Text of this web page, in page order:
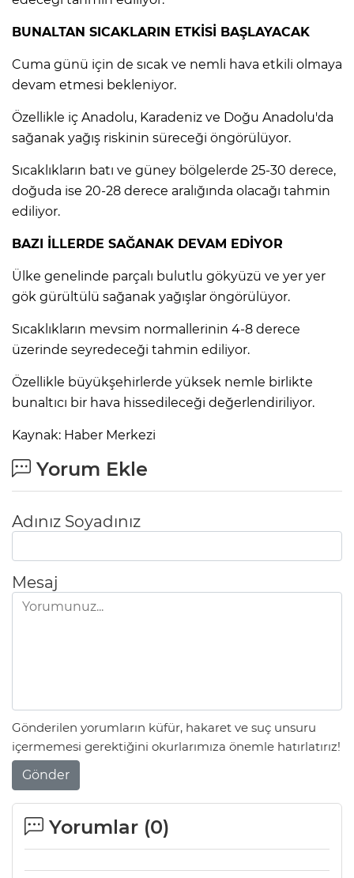
BUNALTAN SICAKLARIN ETKİSİ BAŞLAYACAK
Cuma günü için de sıcak ve nemli hava etkili olmaya
devam etmesi bekleniyor.
Özellikle iç Anadolu, Karadeniz ve Doğu Anadolu'da
sağanak yağış riskinin süreceği öngörülüyor.
Sıcaklıkların batı ve güney bölgelerde 25-30 derece,
doğuda ise 20-28 derece aralığında olacağı tahmin
ediliyor.
BAZI İLLERDE SAĞANAK DEVAM EDİYOR
Ülke genelinde parçalı bulutlu gökyüzü ve yer yer
gök gürültülü sağanak yağışlar öngörülüyor.
Sıcaklıkların mevsim normallerinin 4-8 derece
üzerinde seyredeceği tahmin ediliyor.
Özellikle büyükşehirlerde yüksek nemle birlikte
bunaltıcı bir hava hissedileceği değerlendiriliyor.
Kaynak: Haber Merkezi
Yorum Ekle
Adınız Soyadınız
Mesaj
Gönderilen yorumların küfür, hakaret ve suç unsuru
içermemesi gerektiğini okurlarımıza önemle hatırlatırız!
Gönder
Yorumlar (0)